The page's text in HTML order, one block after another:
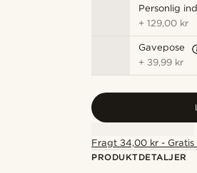
Personlig
+129,00 kr
Gavepose
+ 39,99 kr
Fragt 34,00 kr -
PRODUKTDETALJER